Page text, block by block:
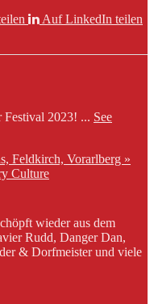
Auf LinkedIn teilen
Festival 2023! ... See
Feldkirch, Vorarlberg »
Culture
wieder aus dem
Rudd, Danger Dan,
& Dorfmeister und viele